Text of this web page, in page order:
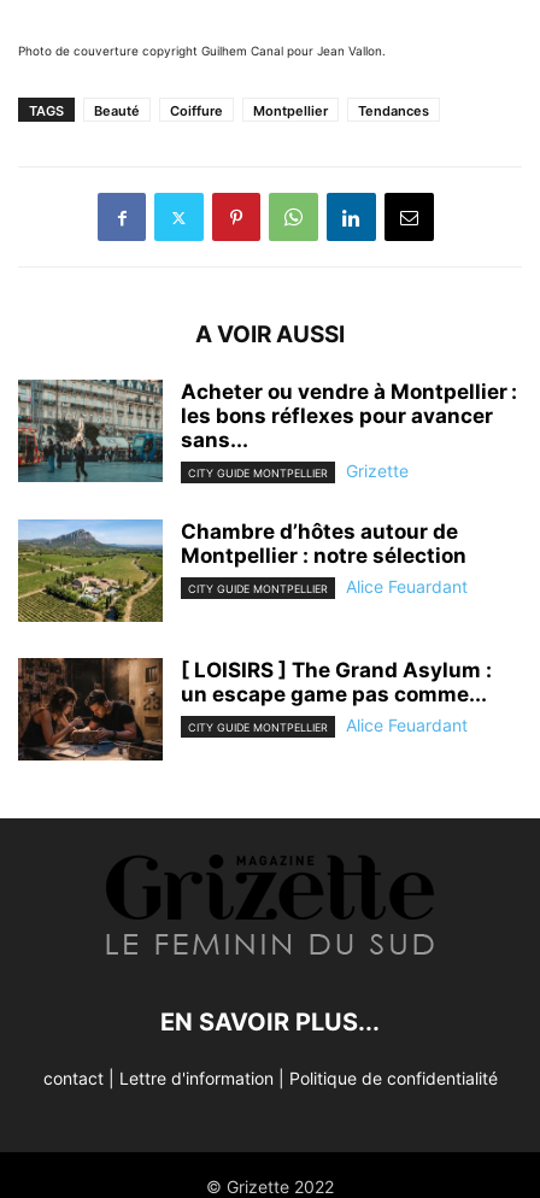
Photo de couverture copyright Guilhem Canal pour Jean Vallon.
TAGS Beauté Coiffure Montpellier Tendances
A VOIR AUSSI
Acheter ou vendre à Montpellier :
les bons réflexes pour avancer
sans...
CITY GUIDE MONTPELLIER Grizette
Chambre d’hôtes autour de
Montpellier : notre sélection
CITY GUIDE MONTPELLIER Alice Feuardant
[ LOISIRS ] The Grand Asylum :
un escape game pas comme...
CITY GUIDE MONTPELLIER Alice Feuardant
EN SAVOIR PLUS...
contact| Lettre d'information Politique de confidentialité
© Grizette 2022